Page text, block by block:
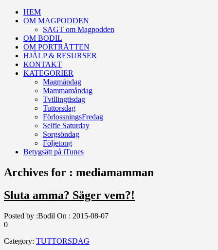
HEM
OM MAGPODDEN
SAGT om Magpodden
OM BODIL
OM PORTRÄTTEN
HJÄLP & RESURSER
KONTAKT
KATEGORIER
Magmåndag
Mammamåndag
Tvillingtisdag
Tuttorsdag
FörlossningsFredag
Selfie Saturday
Sorgsöndag
Följetong
Betygsätt på iTunes
Archives for : mediamamman
Sluta amma? Säger vem?!
Posted by :Bodil On : 2015-08-07
0
Category: TUTTORSDAG